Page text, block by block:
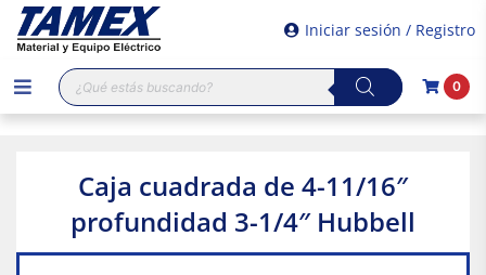
Iniciar sesión / Registro
Búsqueda
de
productos
0
Caja cuadrada de 4-11/16″
profundidad 3-1/4″ Hubbell